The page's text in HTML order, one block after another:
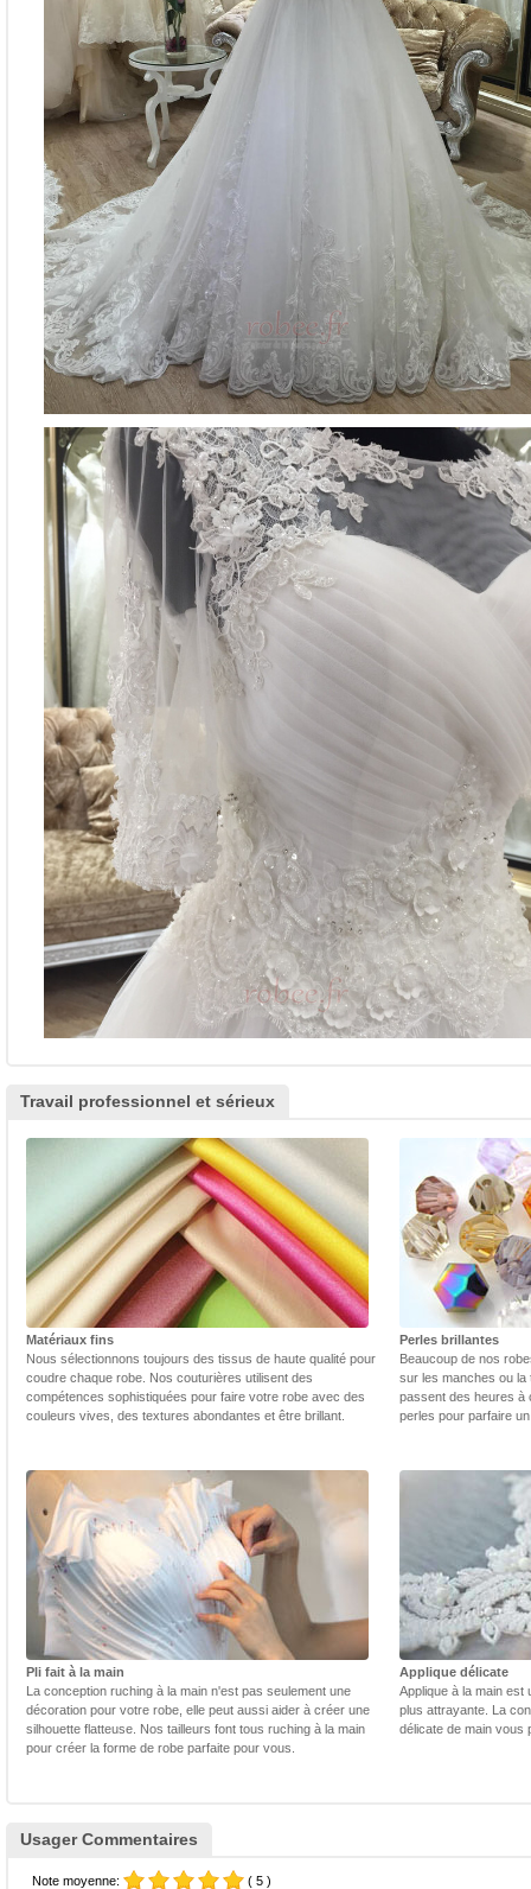
Travail professionnel et sérieux
Matériaux fins
Nous sélectionnons toujours des tissus de haute qualité pour
coudre chaque robe. Nos couturières utilisent des
compétences sophistiquées pour faire votre robe avec des
couleurs vives, des textures abondantes et être brillant.
Perles brillantes
Beaucoup de nos
sur les manches ou la
passent des heures à
perles pour parfaire
Pli fait à la main
La conception ruching à la main n'est pas seulement une
décoration pour votre robe, elle peut aussi aider à créer une
silhouette flatteuse. Nos tailleurs font tous ruching à la main
pour créer la forme de robe parfaite pour vous.
Applique délicate
Applique à la main est
plus attrayante. La
délicate de main vous
Usager Commentaires
Note moyenne: ( 5 )